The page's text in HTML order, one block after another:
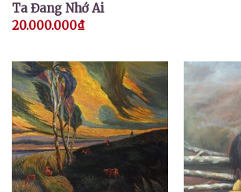
Ta Đang Nhớ Ai
20.000.000₫